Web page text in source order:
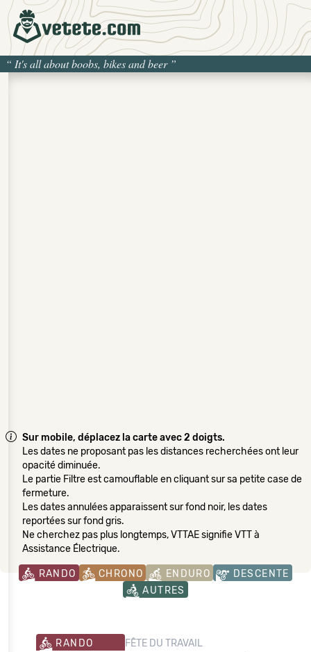
“ It's all about boobs, bikes and beer”
Sur mobile, déplacez la carte avec 2 doigts.
Les dates ne proposant pas les distances recherchées ont leur
opacité diminuée.
Le partie Filtre est camouflable en cliquant sur sa petite case de
fermeture.
Les dates annulées apparaissent sur fond noir, les dates
reportées sur fond gris.
Ne cherchez pas plus longtemps, VTTAE signifie VTT à
Assistance Électrique.
RANDO CHRONO ENDURO
DESCENTE
AUTRES
RANDO FÊTE DU TRAVAIL